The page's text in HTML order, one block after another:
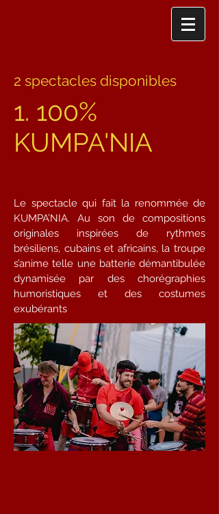
2 spectacles disponibles
1. 100%
KUMPA'NIA
Le spectacle qui fait la renommée de
KUMPA’NIA. Au son de compositions
originales inspirées de rythmes
brésiliens, cubains et africains, la troupe
s’anime telle une batterie démantibulée
dynamisée par des chorégraphies
humoristiques et des costumes
exubérants